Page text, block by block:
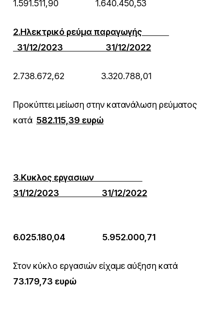
1.591.511,90 1.640.450,53
2.Ηλεκτρικό ρεύμα παραγωγής
31/12/2023 31/12/2022
2.738.672,62 3.320.788,01
Προκύπτει μείωση στην κατανάλωση ρεύματος
κατά 582.115,39 ευρώ
3.Κυκλος εργασιων
31/12/2023 31/12/2022
6.025.180,04 5.952.000,71
Στον κύκλο εργασιών είχαμε αύξηση κατά
73.179,73 ευρώ